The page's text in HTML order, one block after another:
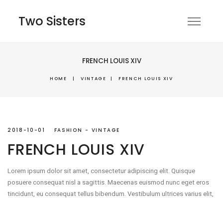
Two Sisters
FRENCH LOUIS XIV
HOME | VINTAGE | FRENCH LOUIS XIV
2018-10-01 FASHION VINTAGE
FRENCH LOUIS XIV
Lorem ipsum dolor sit amet, consectetur adipiscing elit. Quisque
posuere consequat nisl a sagittis. Maecenas euismod nunc eget eros
tincidunt, eu consequat tellus bibendum. Vestibulum ultrices varius elit,